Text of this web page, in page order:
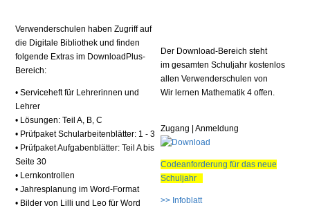
Verwenderschulen haben Zugriff auf
die Digitale Bibliothek und finden
folgende Extras im DownloadPlus-
Bereich:
• Serviceheft für Lehrerinnen und
Lehrer
• Lösungen: Teil A, B, C
• Prüfpaket Schularbeitenblätter: 1 - 3
• Prüfpaket Aufgabenblätter: Teil A bis
Seite 30
• Lernkontrollen
• Jahresplanung im Word-Format
• Bilder von Lilli und Leo für Word
Der Download-Bereich steht
im gesamten Schuljahr kostenlos
allen Verwenderschulen von
Wir lernen Mathematik 4 offen.
Zugang | Anmeldung
Codeanforderung für das neue
Schuljahr
>> Infoblatt